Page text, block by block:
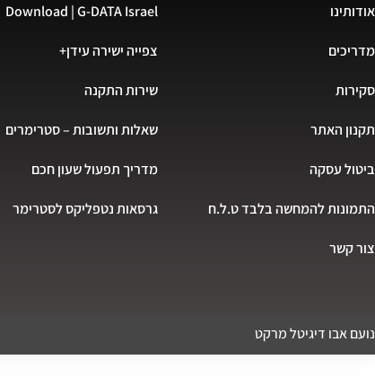
אודותינו
מדריכים
סקירות
תקנון האתר
ביטול עסקה
התמונות להמחשה בלבד ט.ל.ח
צור קשר
Download | G-DATA Israel
צפייה ישירה עידן+
שירות התקנה
שאלות ותשובות – סטרימרים
מדריך תפעול שעון חכם
גרסאות נטפליקס לסטרימר
נועם אבו דיגיטל מרקט